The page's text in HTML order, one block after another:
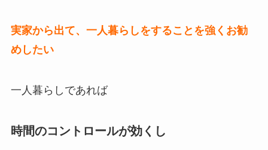
実家から出て、一人暮らしをすることを強くお勧
めしたい
一人暮らしであれば
時間のコントロールが効くし